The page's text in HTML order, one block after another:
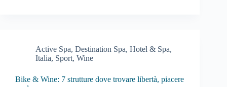
Active Spa, Destination Spa, Hotel & Spa,
Italia, Sport, Wine
Bike & Wine: 7 strutture dove trovare libertà, piacere